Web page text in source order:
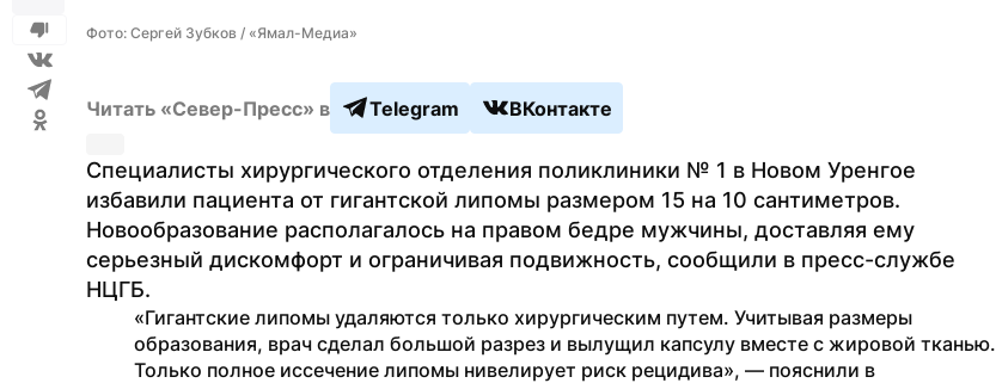
Фото: Сергей Зубков / «Ямал-Медиа»
Читать «Север-Пресс» в Telegram ВКонтакте
Специалисты хирургического отделения поликлиники № 1 в Новом Уренгое
избавили пациента от гигантской липомы размером 15 на 10 сантиметров.
Новообразование располагалось на правом бедре мужчины, доставляя ему
серьезный дискомфорт и ограничивая подвижность, сообщили в пресс-службе
НЦГБ.
«Гигантские липомы удаляются только хирургическим путем. Учитывая размеры
образования, врач сделал большой разрез и вылущил капсулу вместе с жировой тканью.
Только полное иссечение липомы нивелирует риск рецидива», — пояснили в